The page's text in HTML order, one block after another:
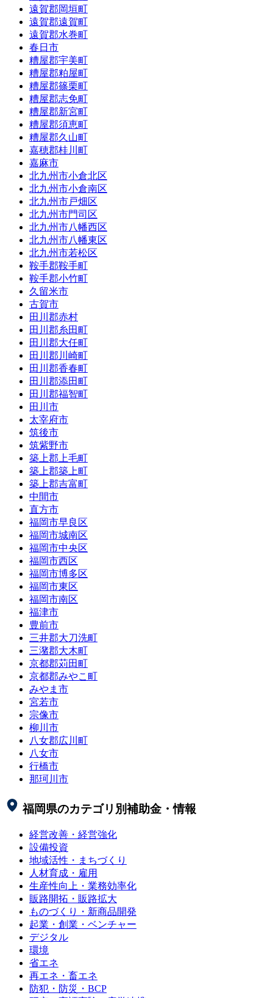
遠賀郡岡垣町
遠賀郡遠賀町
遠賀郡水巻町
春日市
糟屋郡宇美町
糟屋郡粕屋町
糟屋郡篠栗町
糟屋郡志免町
糟屋郡新宮町
糟屋郡須恵町
糟屋郡久山町
嘉穂郡桂川町
嘉麻市
北九州市小倉北区
北九州市小倉南区
北九州市戸畑区
北九州市門司区
北九州市八幡西区
北九州市八幡東区
北九州市若松区
鞍手郡鞍手町
鞍手郡小竹町
久留米市
古賀市
田川郡赤村
田川郡糸田町
田川郡大任町
田川郡川崎町
田川郡香春町
田川郡添田町
田川郡福智町
田川市
太宰府市
筑後市
筑紫野市
築上郡上毛町
築上郡築上町
築上郡吉富町
中間市
直方市
福岡市早良区
福岡市城南区
福岡市中央区
福岡市西区
福岡市博多区
福岡市東区
福岡市南区
福津市
豊前市
三井郡大刀洗町
三潴郡大木町
京都郡苅田町
京都郡みやこ町
みやま市
宮若市
宗像市
柳川市
八女郡広川町
八女市
行橋市
那珂川市
福岡県のカテゴリ別補助金・情報
経営改善・経営強化
設備投資
地域活性・まちづくり
人材育成・雇用
生産性向上・業務効率化
販路開拓・販路拡大
ものづくり・新商品開発
起業・創業・ベンチャー
デジタル
環境
省エネ
再エネ・畜エネ
防犯・防災・BCP